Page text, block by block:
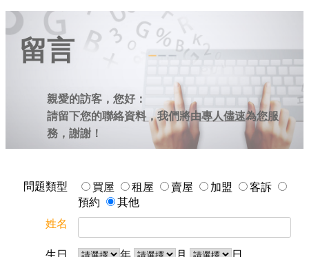
留言
親愛的訪客，您好：
請留下您的聯絡資料，我們將由專人儘速為您服
務，謝謝！
問題類型 買屋 租屋 賣屋 加盟
客訴
預約
其他
姓名
生日 年 月
日